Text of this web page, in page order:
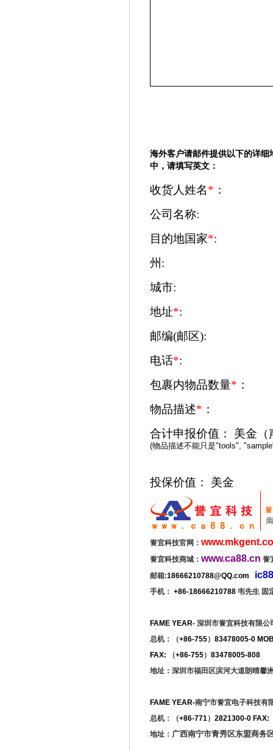
海外客户请邮件提供以下的详
中，请填写英文：
收货人姓名* ：
公司名称:
目的地国家*:
州:
城市:
地址*:
邮编(邮区):
电话*:
包裹内物品数量* ：
物品描述* ：
合计申报价值：
美金
(物品描述不能只是"tools",
投保价值： 美金
誉宜科技官网：
誉宜科技商城： www.ca88.cn 誉
邮箱:18666210788@QQ.com
手机： +86-18666210788 韦先生 固
FAME YEAR- 深圳市誉宜科技有限公
总机：（+86-755） 83478005-0
FAX:
（+86-755） 83478005-808
地址：深圳市福田区滨河大道朗晴馨
FAME YEAR-南宁市誉宜电子科技有
总机：（+86-771） 2821300-0 FAX:
地址： 广西南宁市青秀区东盟商务